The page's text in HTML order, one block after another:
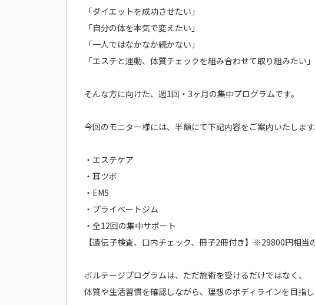
「ダイエットを成功させたい」
「自分の体を本気で変えたい」
「一人ではなかなか続かない」
「エステと運動、体質チェックを組み合わせて取り組みたい」
そんな方に向けた、週1回・3ヶ月の集中プログラムです。
今回のモニター様には、半額にて下記内容をご案内いたします
・エステケア
・耳ツボ
・EMS
・プライベートジム
・全12回の集中サポート
【遺伝子検査、口内チェック、冊子2冊付き】※29800円相当
ボルテージプログラムは、ただ施術を受けるだけではなく、
体質や生活習慣を確認しながら、理想のボディラインを目指し